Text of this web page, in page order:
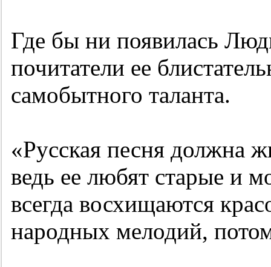
Где бы ни появилась
почитатели ее
самобытного таланта.
«Русская песня должна
ведь ее любят старые и
всегда восхищаются
народных мелодий,